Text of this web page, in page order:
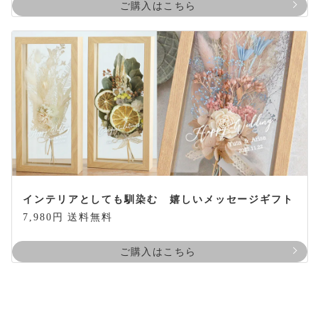
ご購入はこちら
インテリアとしても馴染む 嬉しいメッセージギフト
7,980円 送料無料
ご購入はこちら